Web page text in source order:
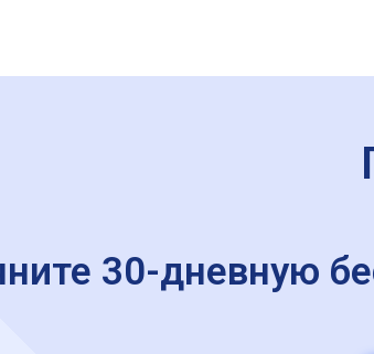
30-дневную